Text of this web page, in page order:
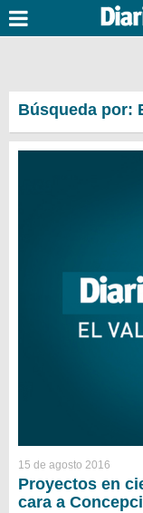
Búsqueda por:
15 de agosto 2016
Proyectos en
cara a